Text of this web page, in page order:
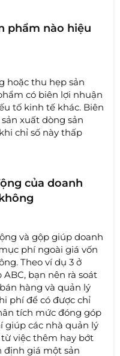
phẩm nào hiệu
hoặc thu hẹp sản
có biên lợi nhuận
tố kinh tế khác. Biên
xuất dòng sản
chỉ số này thấp
của doanh
và gộp giúp doanh
phí ngoài giá vốn
Theo ví dụ 3 ở
bạn nên rà soát
hàng và quản lý
phí để có được chỉ
tích mức đóng góp
giúp các nhà quản lý
việc thêm hay bớt
định giá một sản